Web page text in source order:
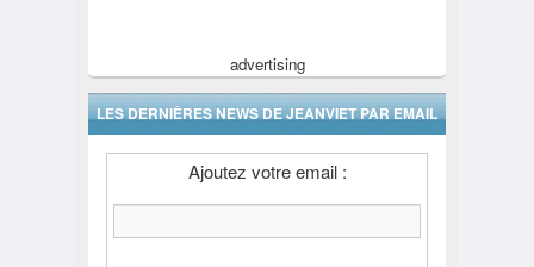
advertising
LES DERNIÈRES NEWS DE JEANVIET PAR EMAIL
Ajoutez votre email :